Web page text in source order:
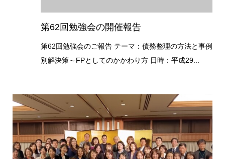
第62回勉強会の開催報告
第62回勉強会のご報告 テーマ：債務整理の方法と事例
別解決策～FPとしてのかかわり方 日時：平成29...